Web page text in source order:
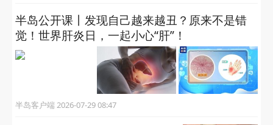
半岛公开课丨发现自己越来越丑？原来不是错
觉！世界肝炎日，一起小心“肝”！
半岛客户端 2026-07-29 08:47